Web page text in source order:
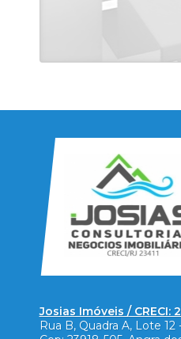
Josias Imóveis / CRECI:
Rua B, Quadra A, Lote